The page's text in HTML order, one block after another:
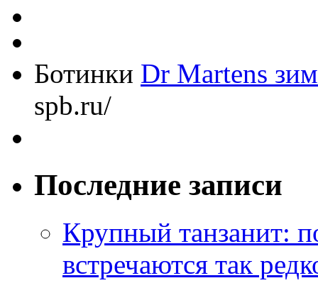
Ботинки Dr Martens
spb.ru/
Последние записи
Крупный танзанит:
встречаются так